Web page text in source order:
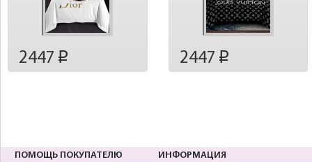
2447 p 2447 p
ПОМОЩЬ ПОКУПАТЕЛЮ ИНФОРМАЦИЯ